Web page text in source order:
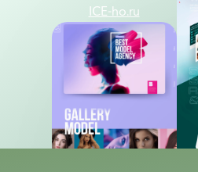
ICE-ho.ru
Psycholog